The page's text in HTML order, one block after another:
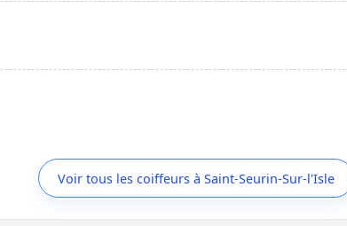
Voir tous les coiffeurs à Saint-Seurin-Sur-l'Isle